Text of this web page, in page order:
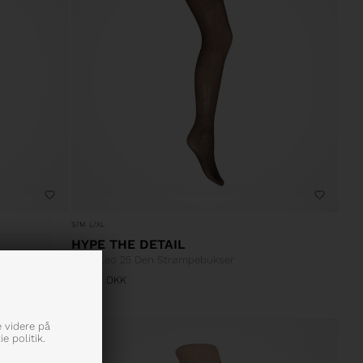
videre på
politik.
S/M L/XL
HYPE THE DETAIL
Tight Leo 25 Den Strømpebukser
DKK